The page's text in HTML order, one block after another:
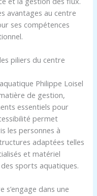
avantages au centre
ses compétences
piliers du centre
Philippe Loisel
de gestion,
essentiels pour
permet
les personnes à
adaptées telles
et matériel
sports aquatiques.
s’engage dans une